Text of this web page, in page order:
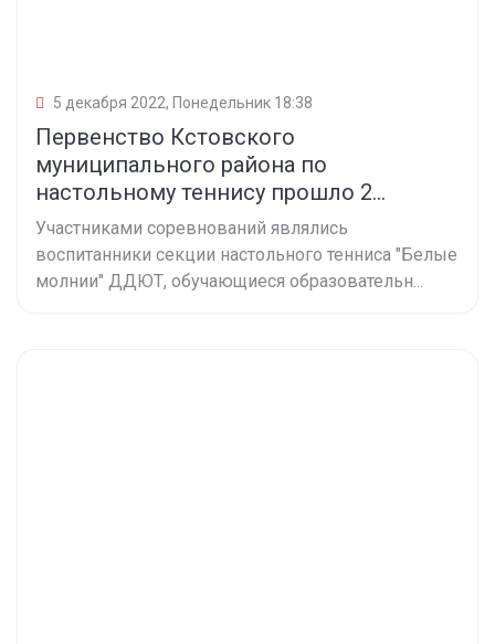
5 декабря 2022, Понедельник 18:38
Первенство Кстовского
муниципального района по
настольному теннису прошло 2...
Участниками соревнований являлись
воспитанники секции настольного тенниса "Белые
молнии" ДДЮТ, обучающиеся образовательн...